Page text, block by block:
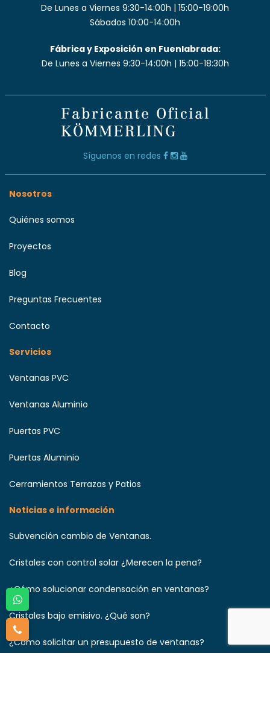
De Lunes a Viernes 9:30-14:00h | 15:00-19:00h
Sábados 10:00-14:00h
Fábrica y Exposición en Fuenlabrada:
De Lunes a Viernes 9:30-14:00h | 15:00-18:30h
Síguenos en redes
Nosotros
Quiénes somos
Proyectos
Blog
Preguntas Frecuentes
Contacto
Servicios
Ventanas PVC
Ventanas Aluminio
Puertas PVC
Puertas Aluminio
Cerramientos Terrazas y Patios
Noticias e información
Subvención cambio de Ventanas.
Cristales con control solar ¿Merecen la pena?
¿Cómo solucionar condensación en ventanas?
Cristales bajo emisivo. ¿Qué son?
¿Cómo solicitar un presupuesto de ventanas?